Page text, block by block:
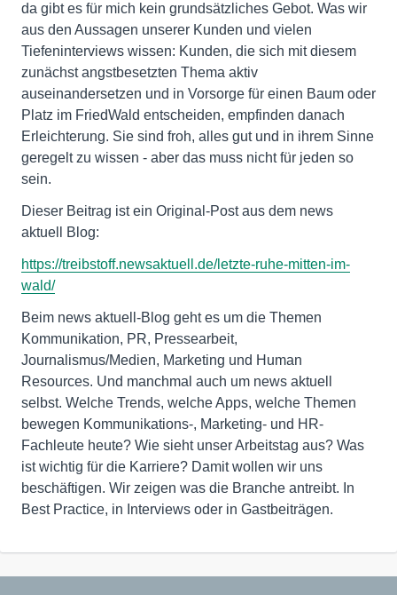
da gibt es für mich kein grundsätzliches Gebot. Was wir
aus den Aussagen unserer Kunden und vielen
Tiefeninterviews wissen: Kunden, die sich mit diesem
zunächst angstbesetzten Thema aktiv
auseinandersetzen und in Vorsorge für einen Baum oder
Platz im FriedWald entscheiden, empfinden danach
Erleichterung. Sie sind froh, alles gut und in ihrem Sinne
geregelt zu wissen - aber das muss nicht für jeden so
sein.
Dieser Beitrag ist ein Original-Post aus dem news
aktuell Blog:
https://treibstoff.newsaktuell.de/letzte-ruhe-mitten-im-
wald/
Beim news aktuell-Blog geht es um die Themen
Kommunikation, PR, Pressearbeit,
Journalismus/Medien, Marketing und Human
Resources. Und manchmal auch um news aktuell
selbst. Welche Trends, welche Apps, welche Themen
bewegen Kommunikations-, Marketing- und HR-
Fachleute heute? Wie sieht unser Arbeitstag aus? Was
ist wichtig für die Karriere? Damit wollen wir uns
beschäftigen. Wir zeigen was die Branche antreibt. In
Best Practice, in Interviews oder in Gastbeiträgen.